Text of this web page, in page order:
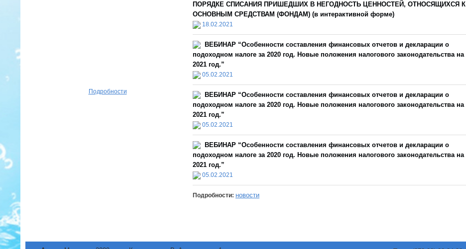
Подробности
ПОРЯДКЕ СПИСАНИЯ ПРИШЕДШИХ В НЕГОДНОСТЬ ЦЕННОСТЕЙ, ОТНОСЯЩИХСЯ К
ОСНОВНЫМ СРЕДСТВАМ (ФОНДАМ) (в интерактивной форме)
18.02.2021
ВЕБИНАР “Особенности составления финансовых отчетов и декларации о
подоходном налоге за 2020 год. Новые положения налогового законодательства на
2021 год.”
05.02.2021
ВЕБИНАР “Особенности составления финансовых отчетов и декларации о
подоходном налоге за 2020 год. Новые положения налогового законодательства на
2021 год.”
05.02.2021
ВЕБИНАР “Особенности составления финансовых отчетов и декларации о
подоходном налоге за 2020 год. Новые положения налогового законодательства на
2021 год.”
05.02.2021
Подробности: новости